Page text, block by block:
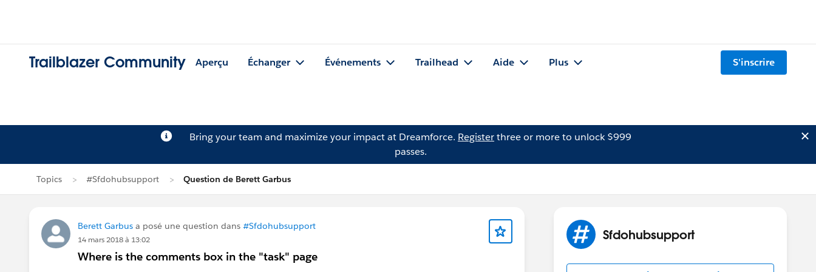
Trailblazer Community Aperçu Échanger Événements Trailhead Aide Plus S'inscrire
Bring your team and maximize your impact at Dreamforce. Registerthree or more to unlock $999
passes.
Topics #Sfdohubsupport Question de Berett Garbus
Berett Garbus a posé une question dans #Sfdohubsupport
14 mars 2018 à 13:02
Where is the comments box in the "task" page
Sfdohubsupport